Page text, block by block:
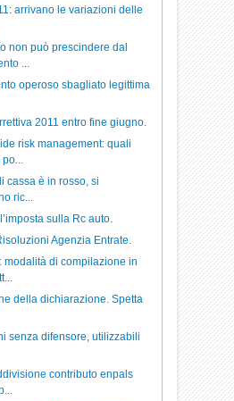
arrivano le variazioni delle
non può prescindere dal
...
operoso sbagliato legittima
2011 entro fine giugno.
risk management: quali
po...
cassa è in rosso, si
ric...
sulla Rc auto.
Agenzia Entrate.
modalità di compilazione in
della dichiarazione. Spetta
senza difensore, utilizzabili
contributo enpals